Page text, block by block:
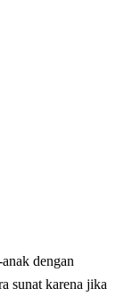
dengan
sunat karena jika